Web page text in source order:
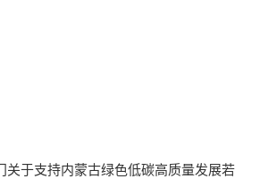
关于支持内蒙古绿色低碳高质量发展若